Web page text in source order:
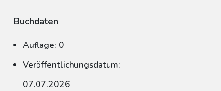
Buchdaten
Auflage: 0
Veröffentlichungsdatum:
07.07.2026